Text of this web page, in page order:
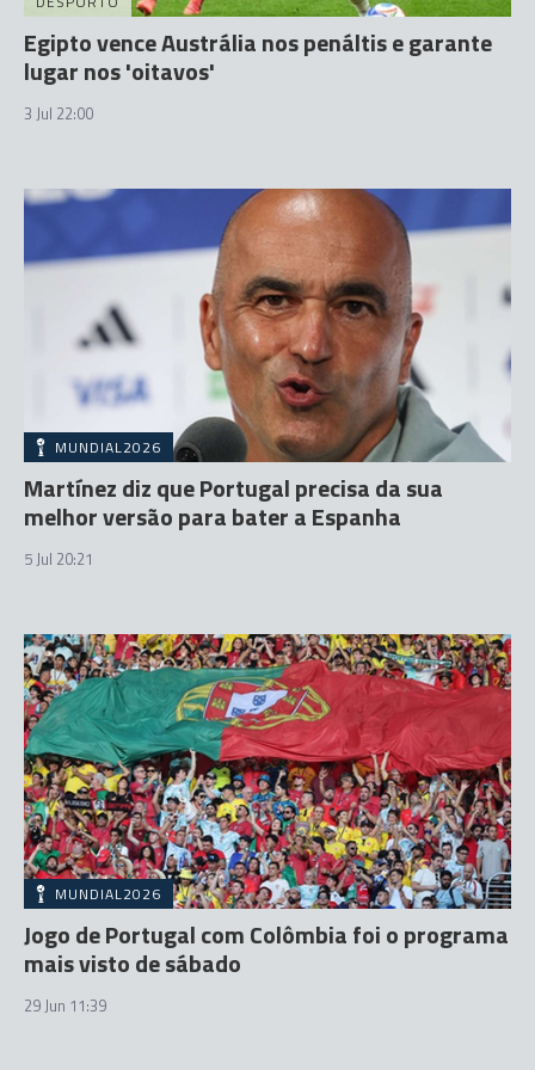
Egipto vence Austrália nos penáltis e garante
lugar nos 'oitavos'
3 Jul 22:00
MUNDIAL2026
Martínez diz que Portugal precisa da sua
melhor versão para bater a Espanha
5 Jul 20:21
MUNDIAL2026
Jogo de Portugal com Colômbia foi o programa
mais visto de sábado
29 Jun 11:39